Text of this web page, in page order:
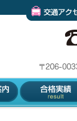
交通アクセス